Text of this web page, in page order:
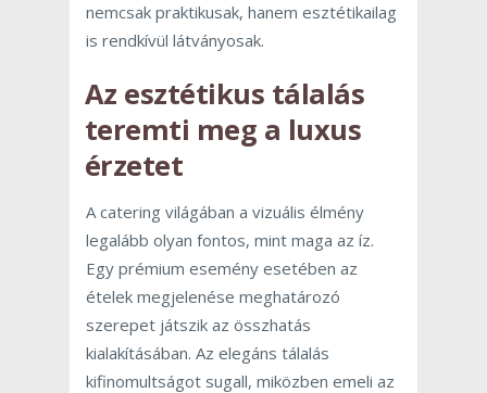
nemcsak praktikusak, hanem esztétikailag
is rendkívül látványosak.
Az esztétikus tálalás
teremti meg a luxus
érzetet
A catering világában a vizuális élmény
legalább olyan fontos, mint maga az íz.
Egy prémium esemény esetében az
ételek megjelenése meghatározó
szerepet játszik az összhatás
kialakításában. Az elegáns tálalás
kifinomultságot sugall, miközben emeli az